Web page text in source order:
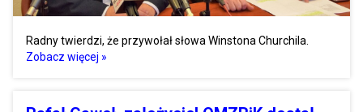
Radny twierdzi, że przywołał słowa Winstona Churchila.
Zobacz więcej »